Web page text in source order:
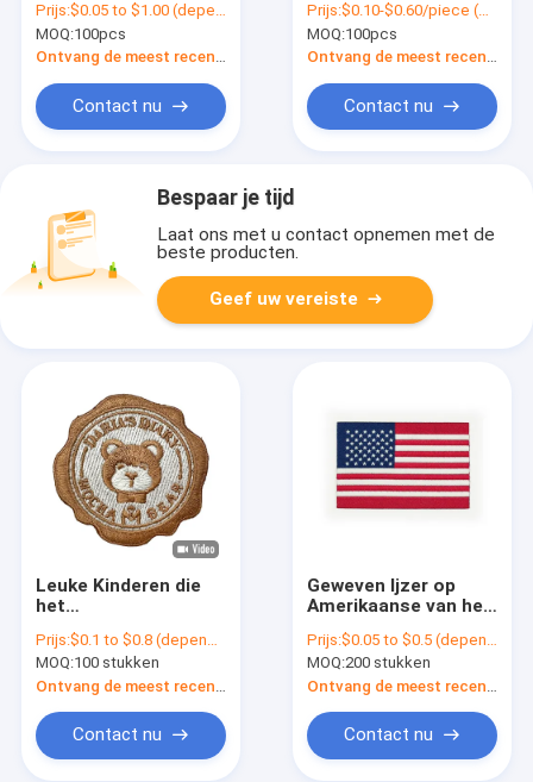
voor hoedendoektas
Prijs:$0.05 to $1.00 (depends on the design and order quantity)
MOQ:100pcs
Ontvang de meest recente Prijs
Contact nu
Brief borduurde
Flarden voor Kleding
Prijs:$0.10-$0.60/piece (depends on the design and order quantity)
MOQ:100pcs
Ontvang de meest recente Prijs
Contact nu
Bespaar je tijd
Laat ons met u contact opnemen met de
beste producten.
Geef uw vereiste
Leuke Kinderen die
het
Ijzer van Eco op het
Borduurwerkflarden
van Douaneflarden
kleden voor Zakken
Prijs:$0.1 to $0.8 (depends on the design and order quantity)
MOQ:100 stukken
Contact nu
Geweven Ijzer op
Amerikaanse van het
het Vlagflard de
Vlagflarden
Prijs:$0.05 to $0.5 (depends on the design and order quantity)
MOQ:200 stukken
Contact nu